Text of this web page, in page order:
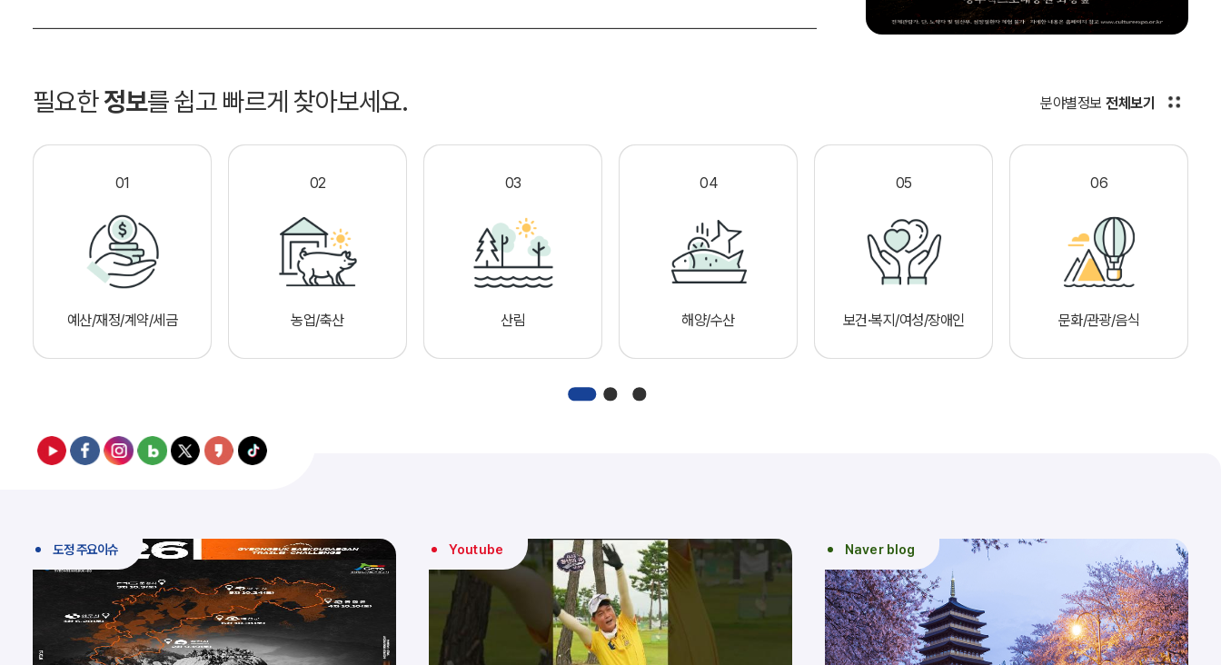
필요한정보를 쉽고 빠르게 찾아보세요.
01
예산/재정/계약/세금
02
농업/축산
03
산림
04
해양/수산
05
보건·복지/여성/장애인
06
문화/관광/음식
분야별정보 전체보기
도정 주요이슈 Youtube Naver blog